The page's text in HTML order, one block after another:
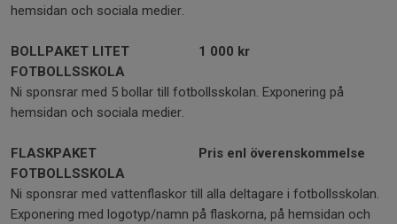
hemsidan och sociala medier.
BOLLPAKET LITET
FOTBOLLSSKOLA
1 000 kr
Ni sponsrar med 5 bollar till fotbollsskolan. Exponering på
hemsidan och sociala medier.
FLASKPAKET
FOTBOLLSSKOLA
Pris enl överenskommelse
Ni sponsrar med vattenflaskor till alla deltagare i fotbollsskolan.
Exponering med logotyp/namn på flaskorna, på hemsidan och